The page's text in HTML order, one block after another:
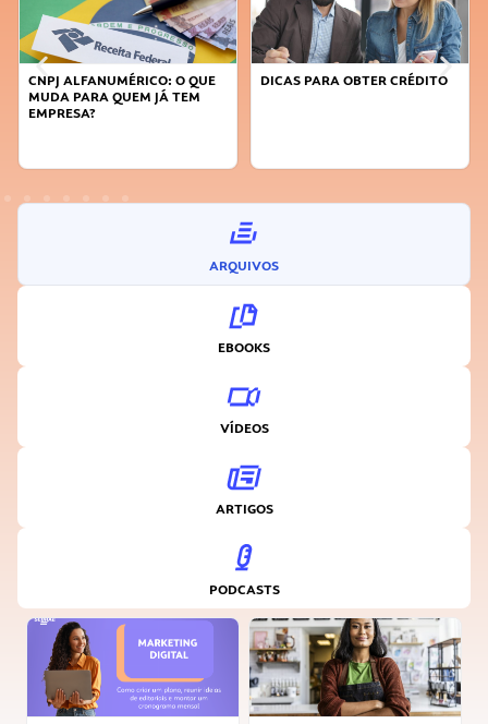
DICAS PARA OBTER CRÉDITO
FAÇA A DIFERENÇA: SEJA
ARQUIVOS
EBOOKS
VÍDEOS
ARTIGOS
PODCASTS